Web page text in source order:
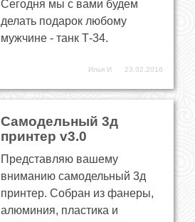
Сегодня мы с вами будем
делать подарок любому
мужчине - танк Т-34.
Илья И 23.02.2016
Самодельный 3д
принтер v3.0
Представляю вашему
вниманию самодельный 3д
принтер. Собран из фанеры,
алюминия, пластика и